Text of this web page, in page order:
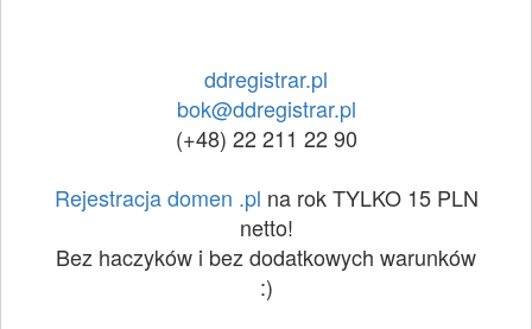
ddregistrar.pl
bok@ddregistrar.pl
(+48) 22 211 22 90
Rejestracja domen .pl na rok TYLKO 15 PLN
netto!
Bez haczyków i bez dodatkowych warunków
:)